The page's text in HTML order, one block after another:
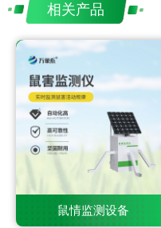
相关产品
鼠情监测设备